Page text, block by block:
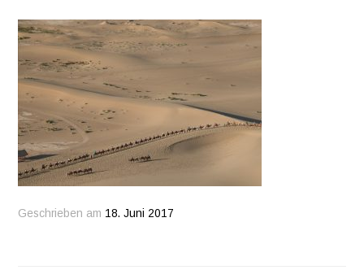
Geschrieben am 18. Juni 2017